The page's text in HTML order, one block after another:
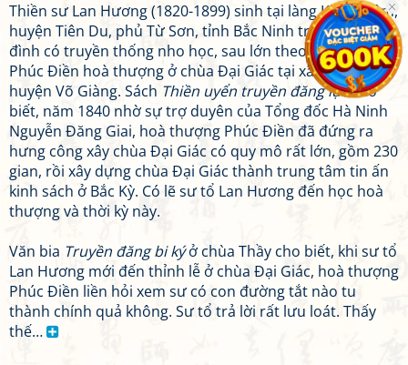
Thiền sư Lan Hương (1820-1899) sinh tại làng Khắc Niệm,
huyện Tiên Du, phủ Từ Sơn, tỉnh Bắc Ninh trong một gia
đình có truyền thống nho học, sau lớn theo học Độ điệp
Phúc Điền hoà thượng ở chùa Đại Giác tại xã Bồ Sơn,
huyện Võ Giàng. Sách Thiền uyển truyền đăng lụccho
biết, năm 1840 nhờ sự trợ duyên của Tổng đốc Hà Ninh
Nguyễn Đăng Giai, hoà thượng Phúc Điền đã đứng ra
hưng công xây chùa Đại Giác có quy mô rất lớn, gồm 230
gian, rồi xây dựng chùa Đại Giác thành trung tâm tin ấn
kinh sách ở Bắc Kỳ. Có lẽ sư tổ Lan Hương đến học hoà
thượng và thời kỳ này.
Văn bia Truyền đăng bi kýở chùa Thầy cho biết, khi sư tổ
Lan Hương mới đến thỉnh lễ ở chùa Đại Giác, hoà thượng
Phúc Điền liền hỏi xem sư có con đường tắt nào tu
thành chính quả không. Sư tổ trả lời rất lưu loát. Thấy
thế…